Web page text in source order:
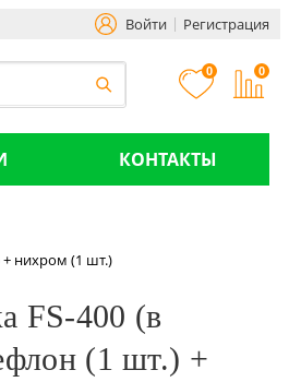
Войти Регистрация
0 0
КОНТАКТЫ
+ нихром (1 шт.)
FS-400 (в
(1 шт.) +